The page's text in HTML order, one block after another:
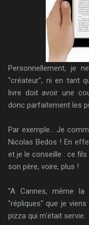
Personnellement, je
"créateur", ni en tant
livre doit avoir une
donc parfaitement les
Par exemple... Je
Nicolas Bedos ! En
et je le conseille : ce
son père, voire, plus !
"A Cannes, même
"répliques" que je
pizza qui m'était servie.